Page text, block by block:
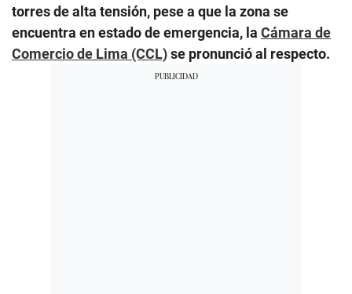
torres de alta tensión, pese a que la zona se
encuentra en estado de emergencia, la Cámara de
Comercio de Lima (CCL)se pronunció al respecto.